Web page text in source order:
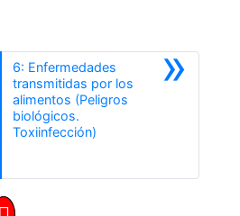
»
6: Enfermedades
transmitidas por los
alimentos (Peligros
biológicos.
Toxiinfección)Siguiente